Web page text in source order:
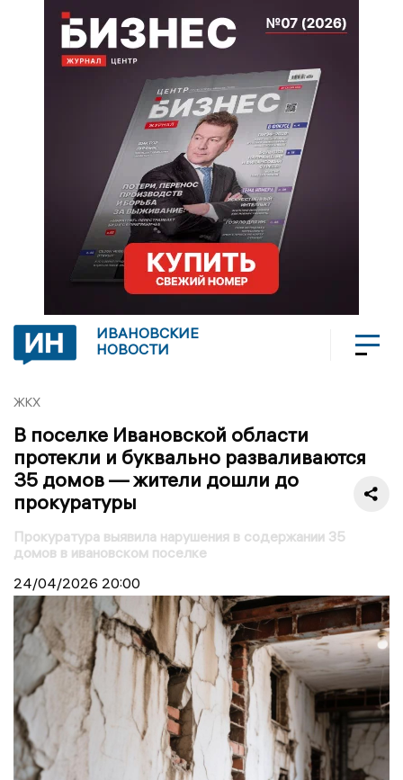
ИВАНОВСКИЕ
НОВОСТИ
ЖКХ
В поселке Ивановской области
протекли и буквально разваливаются
35 домов — жители дошли до
прокуратуры
Прокуратура выявила нарушения в содержании 35
домов в ивановском поселке
24/04/2026 20:00